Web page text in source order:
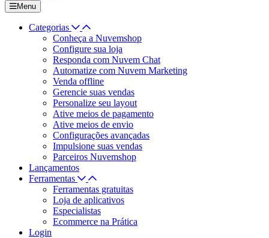
Menu
Categorias
Conheça a Nuvemshop
Configure sua loja
Responda com Nuvem Chat
Automatize com Nuvem Marketing
Venda offline
Gerencie suas vendas
Personalize seu layout
Ative meios de pagamento
Ative meios de envio
Configurações avançadas
Impulsione suas vendas
Parceiros Nuvemshop
Lançamentos
Ferramentas
Ferramentas gratuitas
Loja de aplicativos
Especialistas
Ecommerce na Prática
Login